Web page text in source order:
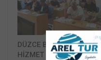
DÜZCE BELEDİYESİ
HİZMET ARAÇLARI